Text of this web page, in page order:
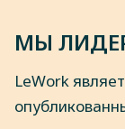
МЫ
LeWork